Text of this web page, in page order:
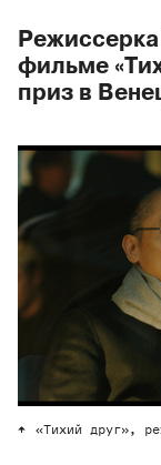
фильме
приз в
«Тихий друг»,